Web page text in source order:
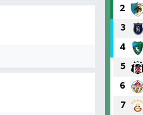
2
3
4
5
6
7